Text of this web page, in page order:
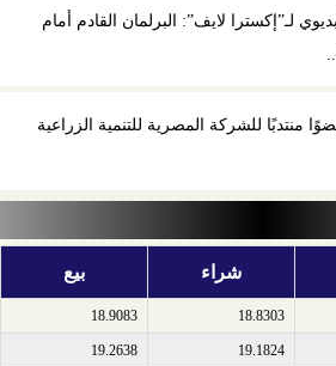
لـ”إكسترا لايف”: البرلمان القادم أمام
منتدبًا للشركة المصرية للتنمية الزراعية
شراء بيع
18.8303
18.9083
19.1824
19.2638